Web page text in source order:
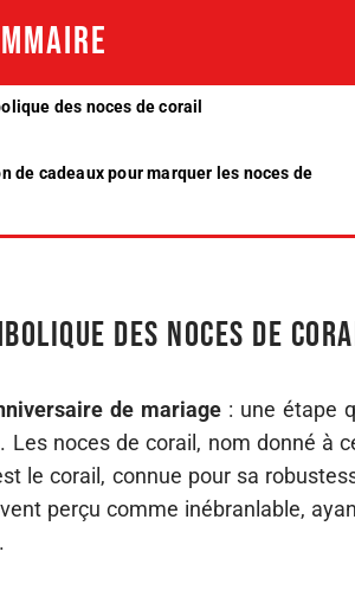
des noces de corail
de cadeaux pour marquer les noces de
des noces de
de mariage: une étape
Les noces de corail, nom donné
le corail, connue pour sa
perçu comme inébranlable,